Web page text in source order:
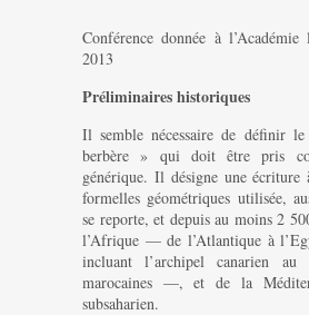
Conférence donnée à
2013
Préliminaires historiques
Il semble nécessaire de définir
berbère » qui doit être pris
générique. Il désigne une écriture
formelles géométriques utilisée,
se reporte, et depuis au moins 2
l’Afrique — de l’Atlantique à
incluant l’archipel canarien au
marocaines —, et de la
subsaharien.